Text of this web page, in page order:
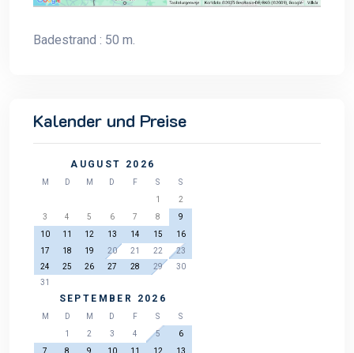
Badestrand : 50 m.
Kalender und Preise
AUGUST 2026
M D M D F S
S
1
2
3
4 5 6 7 8
9
10
11 12 13 14 15
16
17
18 19 20 21 22
23
24
25 26 27 28 29
30
31
SEPTEMBER 2026
M D M D F S
S
1
2 3 4 5
6
7
8 9 10 11 12 13